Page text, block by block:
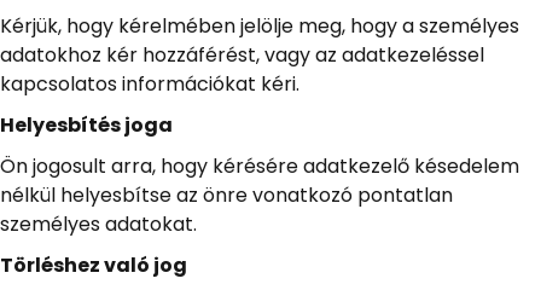
Kérjük, hogy kérelmében jelölje meg, hogy a személyes
adatokhoz kér hozzáférést, vagy az adatkezeléssel
kapcsolatos információkat kéri.
Helyesbítés joga
Ön jogosult arra, hogy kérésére adatkezelő késedelem
nélkül helyesbítse az önre vonatkozó pontatlan
személyes adatokat.
Törléshez való jog